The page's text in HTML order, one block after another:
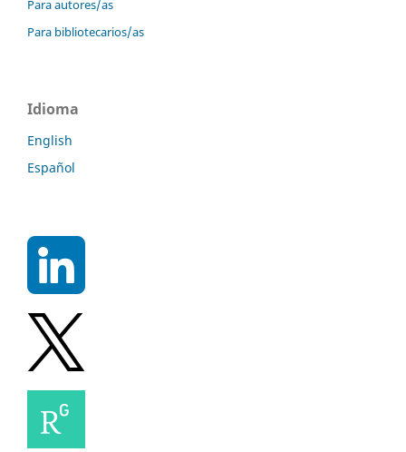
Para autores/as
Para bibliotecarios/as
Idioma
English
Español